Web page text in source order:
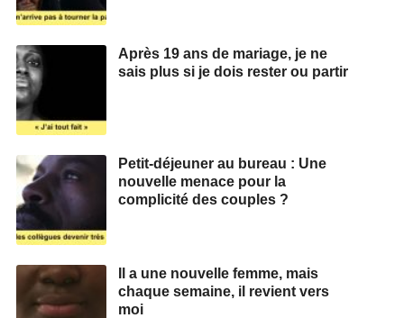
Après 19 ans de mariage, je ne
sais plus si je dois rester ou partir
Petit-déjeuner au bureau : Une
nouvelle menace pour la
complicité des couples ?
Il a une nouvelle femme, mais
chaque semaine, il revient vers
moi